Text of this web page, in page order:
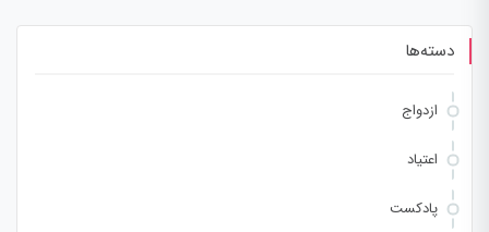
دسته‌ها
ازدواج
اعتیاد
پادکست